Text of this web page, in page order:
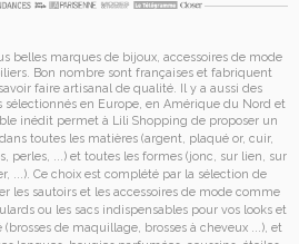
belles marques de bijoux, accessoires de mode
Bon nombre sont françaises et fabriquent
faire artisanal de qualité. Il y a aussi des
en Europe, en Amérique du Nord et
inédit permet à Lili Shopping de proposer un
, dans toutes les matières (argent, plaqué or, cuir,
perles, ...) et toutes les formes (jonc, sur lien, sur
...). Ce choix est complété par la sélection de
les sautoirs et les accessoires de mode comme
ou les sacs indispensables pour vos looks et
de maquillage, brosses à cheveux ...), et